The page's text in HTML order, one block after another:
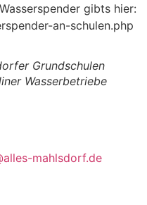
gibts hier:
an-schulen.php
Grundschulen
Wasserbetriebe
mahlsdorf.de